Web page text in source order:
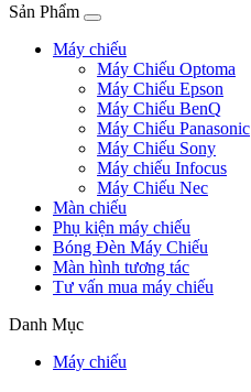
Sản Phẩm
Máy chiếu
Máy Chiếu Optoma
Máy Chiếu Epson
Máy Chiếu BenQ
Máy Chiếu Panasonic
Máy Chiếu Sony
Máy chiếu Infocus
Máy Chiếu Nec
Màn chiếu
Phụ kiện máy chiếu
Bóng Đèn Máy Chiếu
Màn hình tương tác
Tư vấn mua máy chiếu
Danh Mục
Máy chiếu